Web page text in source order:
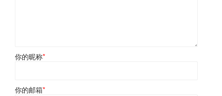
你的昵称*
你的邮箱*